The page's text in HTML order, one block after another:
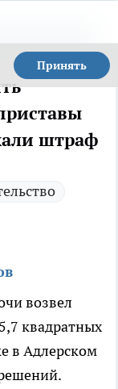
Принять
штраф
возвел
квадратных
в Адлерском